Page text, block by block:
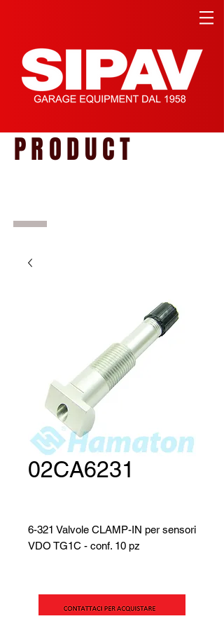
PRODUCT
02CA6231
6-321 Valvole CLAMP-IN per sensori
VDO TG1C - conf. 10 pz